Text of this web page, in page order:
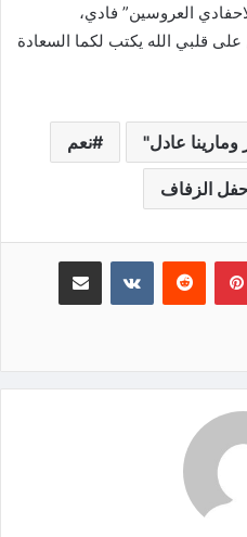
العروسين” فادي،
على قلبي الله يكتب لكما السعادة
عادل" نعم
الزفاف
بينتيريست